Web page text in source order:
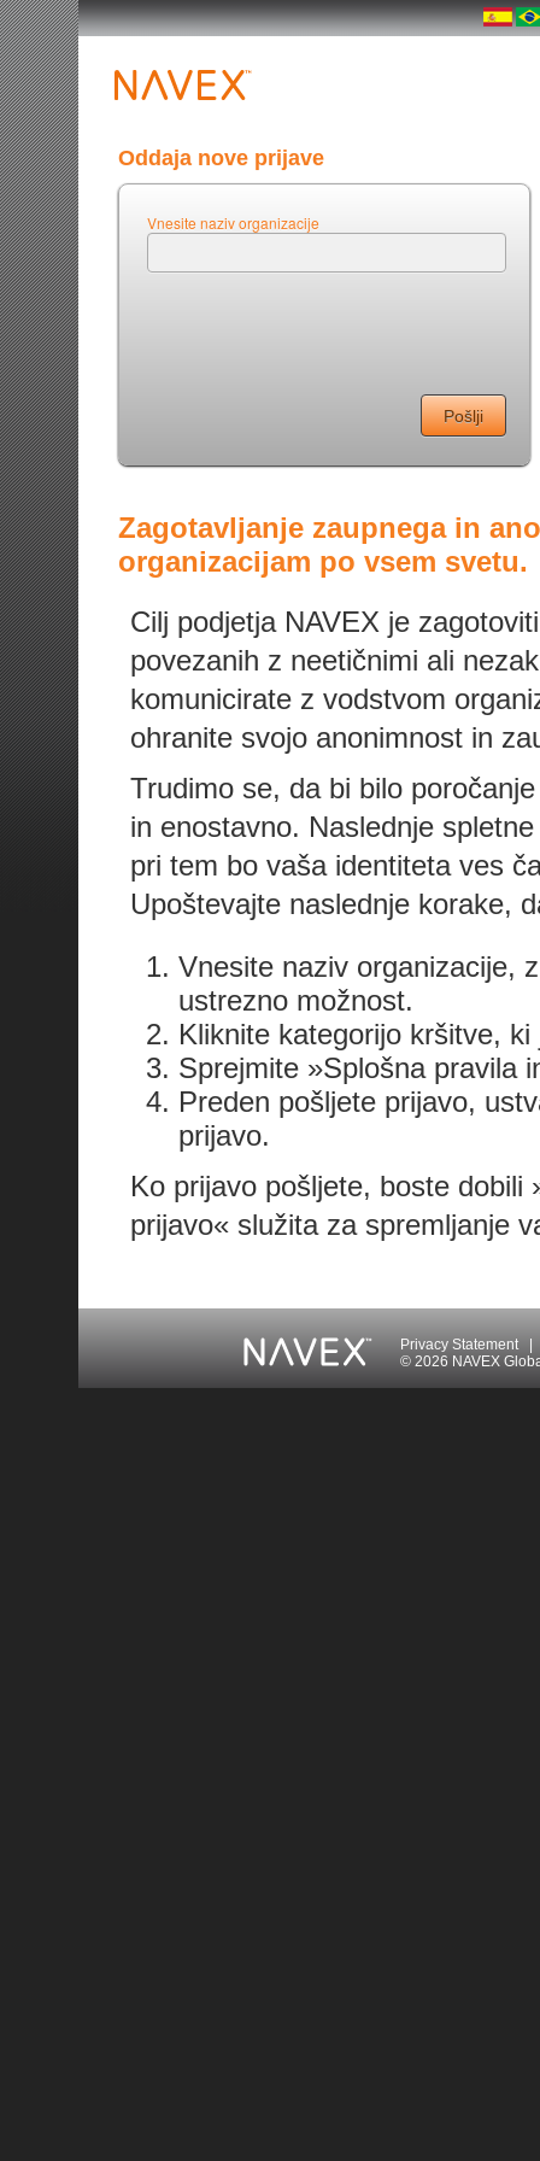
Oddaja nove prijave
Vnesite naziv organizacije
Zagotavljanje zaupnega in
organizacijam po vsem svetu.
Cilj podjetja NAVEX je
povezanih z neetičnimi ali
komunicirate z vodstvom
ohranite svojo anonimnost in
Trudimo se, da bi bilo
in enostavno. Naslednje
pri tem bo vaša identiteta ves
Upoštevajte naslednje korake,
Vnesite naziv organizacije,
ustrezno možnost.
Kliknite kategorijo kršitve,
Sprejmite »Splošna pravila
Preden pošljete prijavo,
prijavo.
Ko prijavo pošljete, boste
prijavo« služita za spremljanje
Privacy Statement|
© 2026 NAVEX